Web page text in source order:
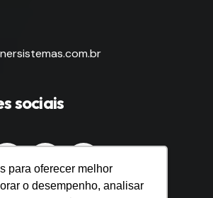
para oferecer melhor
o desempenho, analisar
sociais